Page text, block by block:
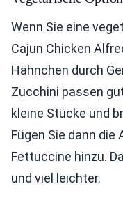
Wenn Sie eine
Cajun Chicken
Hähnchen durch
Zucchini passen
kleine Stücke und
Fügen Sie dann die
Fettuccine hinzu.
und viel leichter.